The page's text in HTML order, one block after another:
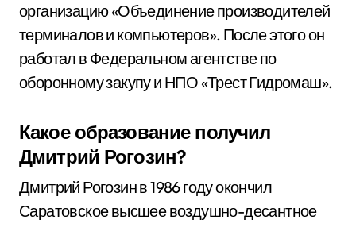
организацию «Объединение производителей
терминалов и компьютеров». После этого он
работал в Федеральном агентстве по
оборонному закупу и НПО «Трест Гидромаш».
Какое образование получил
Дмитрий Рогозин?
Дмитрий Рогозин в 1986 году окончил
Саратовское высшее воздушно-десантное